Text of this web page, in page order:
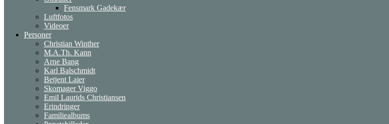
Fensmark Gadekær
Luftfotos
Videoer
Personer
Christian Winther
M.A.Th. Kann
Arne Bang
Karl Balschmidt
Betjent Laier
Skomager Viggo
Emil Laurids Christiansen
Erindringer
Familiealbums